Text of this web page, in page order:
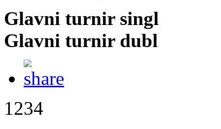
Glavni turnir singl
Glavni turnir dubl
1234